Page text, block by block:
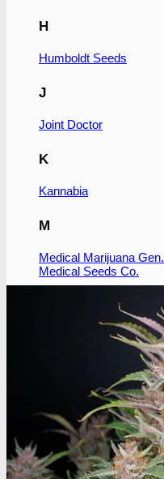
H
Humboldt Seeds
J
Joint Doctor
K
Kannabia
M
Medical Marijuana Gen.
Medical Seeds Co.
Nirvana Seeds
Ripper Seeds
Royal Queen Seeds
S